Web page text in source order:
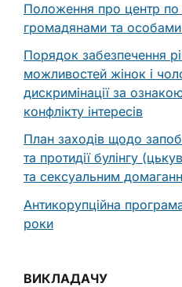
Положення про центр по
громадянами та
Порядок забезпечення
можливостей жінок і
дискримінації за
конфлікту інтересів
План заходів щодо
та протидії булінгу
та сексуальним
Антикорупційна
роки
ВИКЛАДАЧУ